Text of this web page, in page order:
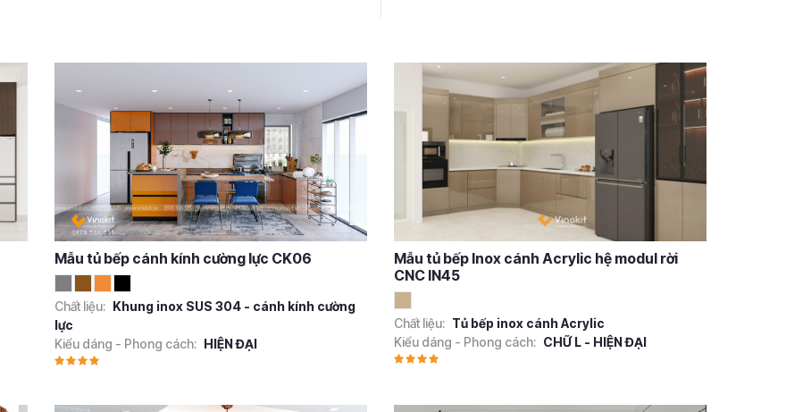
Mẫu tủ bếp cánh kính cường lực CK06
Chất liệu: Khung inox SUS 304 - cánh kính cường
lực
Kiểu dáng - Phong cách: HIỆN ĐẠI
Mẫu tủ bếp Inox cánh Acrylic hệ modul rời
CNC IN45
Chất liệu: Tủ bếp inox cánh Acrylic
Kiểu dáng - Phong cách: CHỮ L - HIỆN ĐẠI